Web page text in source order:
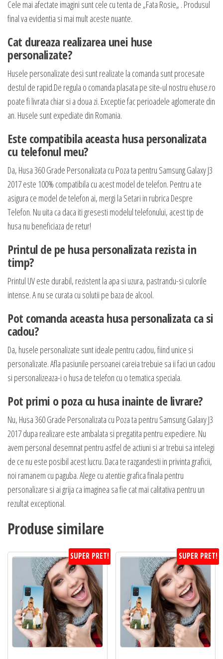
Cele mai afectate imagini sunt cele cu tenta de „Fata Rosie„ . Produsul
final va evidentia si mai mult aceste nuante.
Cat dureaza realizarea unei huse
personalizate?
Husele personalizate desi sunt realizate la comanda sunt procesate
destul de rapid.De regula o comanda plasata pe site-ul nostru ehuse.ro
poate fi livrata chiar si a doua zi. Exceptie fac perioadele aglomerate din
an. Husele sunt expediate din Romania.
Este compatibila aceasta husa personalizata
cu telefonul meu?
Da, Husa 360 Grade Personalizata cu Poza ta pentru Samsung Galaxy J3
2017 este 100% compatibila cu acest model de telefon. Pentru a te
asigura ce model de telefon ai, mergi la Setari in rubrica Despre
Telefon. Nu uita ca daca iti gresesti modelul telefonului, acest tip de
husa nu beneficiaza de retur!
Printul de pe husa personalizata rezista in
timp?
Printul UV este durabil, rezistent la apa si uzura, pastrandu-si culorile
intense. A nu se curata cu solutii pe baza de alcool.
Pot comanda aceasta husa personalizata ca si
cadou?
Da, husele personalizate sunt ideale pentru cadou, fiind unice si
personalizate. Afla pasiunile persoanei careia trebuie sa ii faci un cadou
si personalizeaza-i o husa de telefon cu o tematica speciala.
Pot primi o poza cu husa inainte de livrare?
Nu, Husa 360 Grade Personalizata cu Poza ta pentru Samsung Galaxy J3
2017 dupa realizare este ambalata si pregatita pentru expediere. Nu
avem personal desemnat pentru astfel de actiuni si ar trebui sa intelegi
de ce nu este posibil acest lucru. Daca te razgandesti in privinta graficii,
noi ramanem cu paguba. Alege cu atentie grafica finala pentru
personalizare si ai grija ca imaginea sa fie cat mai calitativa pentru un
rezultat exceptional.
Produse similare
SUPER PRET! SUPER PRET!